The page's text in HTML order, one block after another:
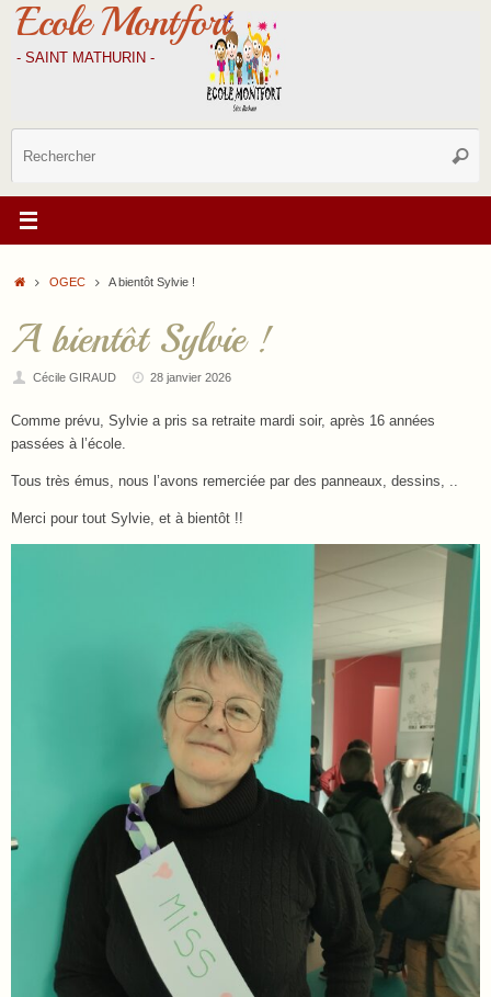
Passer
contenu
Ecole Montfort
- SAINT MATHURIN -
AccueilOGEC A bientôt Sylvie !
A bientôt Sylvie !
Cécile GIRAUD 28 janvier 2026
Comme prévu, Sylvie a pris sa retraite mardi soir, après 16 années
passées à l’école.
Tous très émus, nous l’avons remerciée par des panneaux, dessins, ..
Merci pour tout Sylvie, et à bientôt !!